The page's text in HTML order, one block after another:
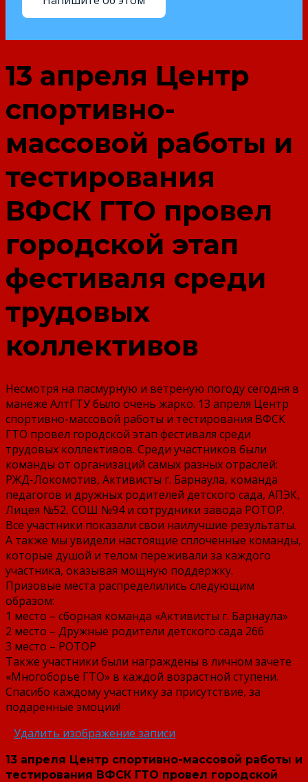
13 апреля Центр
спортивно-
массовой работы и
тестирования
ВФСК ГТО провел
городской этап
фестиваля среди
трудовых
коллективов
Несмотря на пасмурную и ветреную погоду сегодня в
манеже АлтГТУ было очень жарко. 13 апреля Центр
спортивно-массовой работы и тестирования ВФСК
ГТО провел городской этап фестиваля среди
трудовых коллективов. Среди участников были
команды от организаций самых разных отраслей:
РЖД-Локомотив, Активисты г. Барнаула, команда
педагогов и дружных родителей детского сада, АПЭК,
Лицея №52, СОШ №94 и сотрудники завода РОТОР.
Все участники показали свои наилучшие результаты.
А также мы увидели настоящие сплоченные команды,
которые душой и телом переживали за каждого
участника, оказывая мощную поддержку.
Призовые места распределились следующим
образом:
1 место – сборная команда «Активисты г. Барнаула»
2 место – Дружные родители детского сада 266
3 место – РОТОР
Также участники были награждены в личном зачете
«Многоборье ГТО» в каждой возрастной ступени.
Спасибо каждому участнику за присутствие, за
подаренные эмоции!
Удалить изображение записи
13 апреля Центр спортивно-массовой работы и
тестирования ВФСК ГТО провел городской